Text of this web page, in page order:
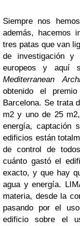
Siempre nos
además, hacemos
tres patas que van
de investigación y
europeos y aquí
Mediterranean
obtenido el
Barcelona. Se trata
m2 y uno de 25
energía, captación
edificios están
de control de
cuánto gastó el
exacto, y que hay
agua y energía.
materia, desde la
pasando por el
edificio sobre el